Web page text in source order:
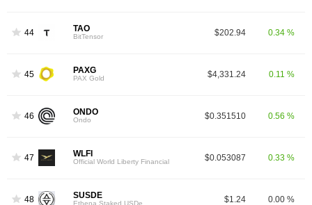
44 TAO
BitTensor $202.94 0.34 %
45 PAXG
PAX Gold $4,331.24 0.11 %
46 ONDO
Ondo $0.351510 0.56 %
47 WLFI
Official World Liberty Financial $0.053087 0.33 %
48 SUSDE
Ethena Staked USDe $1.24 0.00 %